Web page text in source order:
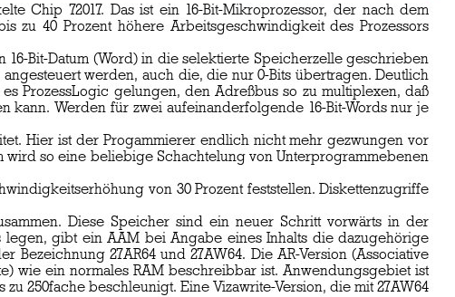
Chip 72017. Das ist ein 16-Bit-Mikroprozessor, der nach dem
zu 40 Prozent höhere Arbeitsgeschwindigkeit des Prozessors
Bit-Datum (Word) in die selektierte Speicherzelle geschrieben
werden, auch die, die nur 0-Bits übertragen. Deutlich
ProzessLogic gelungen, den Adreßbus so zu multiplexen, daß
Werden für zwei aufeinanderfolgende 16-Bit-Words nur je
Hier ist der Progammierer endlich nicht mehr gezwungen vor
wird so eine beliebige Schachtelung von Unterprogrammebenen
von 30 Prozent feststellen. Diskettenzugriffe
Diese Speicher sind ein neuer Schritt vorwärts in der
legen, gibt ein AAM bei Angabe eines Inhalts die dazugehörige
27AR64 und 27AW64. Die AR-Version (Associative
wie ein normales RAM beschreibbar ist. Anwendungsgebiet ist
250fache beschleunigt. Eine Vizawrite-Version, die mit 27AW64